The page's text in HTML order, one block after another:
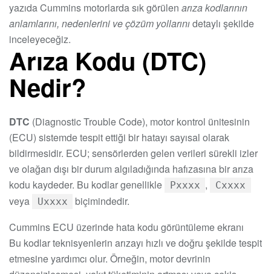
yazıda Cummins motorlarda sık görülen arıza kodlarının
anlamlarını, nedenlerini ve çözüm yollarınıdetaylı şekilde
inceleyeceğiz.
Arıza Kodu (DTC)
Nedir?
DTC (Diagnostic Trouble Code), motor kontrol ünitesinin
(ECU) sistemde tespit ettiği bir hatayı sayısal olarak
bildirmesidir. ECU; sensörlerden gelen verileri sürekli izler
ve olağan dışı bir durum algıladığında hafızasına bir arıza
kodu kaydeder. Bu kodlar genellikle
Pxxxx , Cxxxx
veya Uxxxx
biçimindedir.
Cummins ECU üzerinde hata kodu görüntüleme ekranı
Bu kodlar teknisyenlerin arızayı hızlı ve doğru şekilde tespit
etmesine yardımcı olur. Örneğin, motor devrinin